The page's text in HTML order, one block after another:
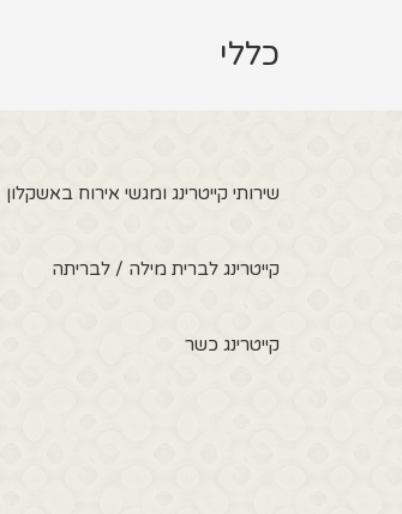
כללי
שירותי קייטרינג ומגשי אירוח באשקלון
קייטרינג לברית מילה / לבריתה
קייטרינג כשר